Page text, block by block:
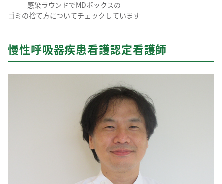
感染ラウンドでMDボックスの
ゴミの捨て方についてチェックしています
慢性呼吸器疾患看護認定看護師